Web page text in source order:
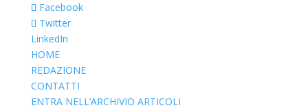
Facebook
Twitter
LinkedIn
HOME
REDAZIONE
CONTATTI
ENTRA NELL’ARCHIVIO ARTICOLI